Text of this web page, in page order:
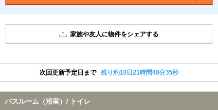
家族や友人に物件をシェアする
次回更新予定日まで 残り約10日21時間48分34秒
バスルーム（浴室）/ トイレ